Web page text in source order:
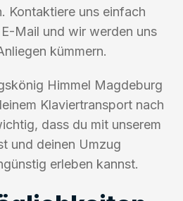
Kontaktiere uns einfach
Mail und wir werden uns
kümmern.
Himmel Magdeburg
Klaviertransport nach
dass du mit unserem
und deinen Umzug
erleben kannst.